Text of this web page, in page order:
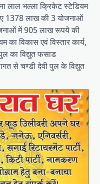
लाल भल्ला क्रिकेट स्टेडियम
1378 लाख की 3 योजनाओं
में 905 लाख रूपये की
विकास एवं विस्तार कार्य,
का विद्युत फसाड
से चण्डी देवी पुल के विद्युत